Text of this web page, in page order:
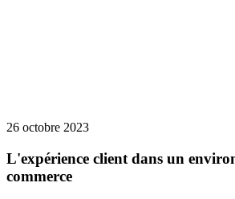
26 octobre 2023
L'expérience client dans un
commerce